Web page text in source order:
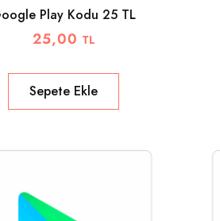
Play Kodu 25 TL
25,00 TL
Sepete Ekle